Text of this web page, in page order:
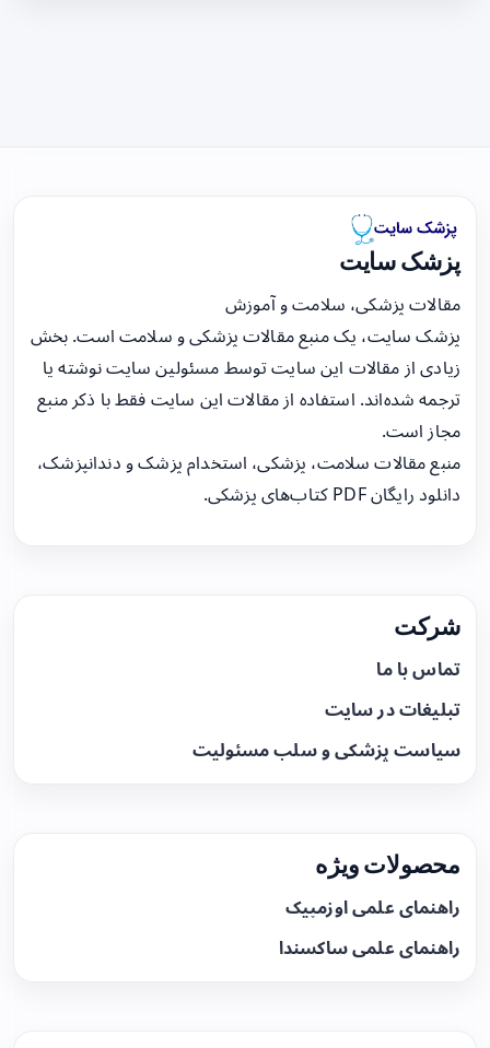
پزشک سایت
مقالات پزشکی، سلامت و آموزش
پزشک سایت، یک منبع مقالات پزشکی و سلامت است. بخش
زیادی از مقالات این سایت توسط مسئولین سایت نوشته یا
ترجمه شده‌اند. استفاده از مقالات این سایت فقط با ذکر منبع
مجاز است.
منبع مقالات سلامت، پزشکی، استخدام پزشک و دندانپزشک،
دانلود رایگان PDF کتاب‌های پزشکی.
شرکت
تماس با ما
تبلیغات در سایت
سیاست پزشکی و سلب مسئولیت
محصولات ویژه
راهنمای علمی اوزمپیک
راهنمای علمی ساکسندا